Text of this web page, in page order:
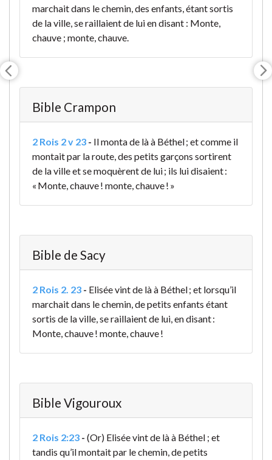
marchait dans le chemin, des enfants, étant sortis
de la ville, se raillaient de lui en disant : Monte,
chauve ; monte, chauve.
Bible Crampon
2 Rois 2 v 23 - Il monta de là à Béthel ; et comme il
montait par la route, des petits garçons sortirent
de la ville et se moquèrent de lui ; ils lui disaient :
« Monte, chauve ! monte, chauve ! »
Bible de Sacy
2 Rois 2. 23 - Elisée vint de là à Béthel ; et lorsqu’il
marchait dans le chemin, de petits enfants étant
sortis de la ville, se raillaient de lui, en disant :
Monte, chauve ! monte, chauve !
Bible Vigouroux
2 Rois 2:23 - (Or) Elisée vint de là à Béthel ; et
tandis qu’il montait par le chemin, de petits